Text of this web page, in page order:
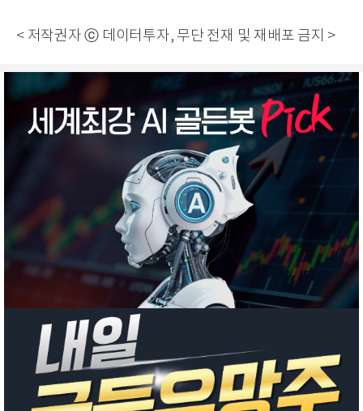
< 저작권자 ⓒ 데이터투자, 무단 전재 및 재배포 금지 >